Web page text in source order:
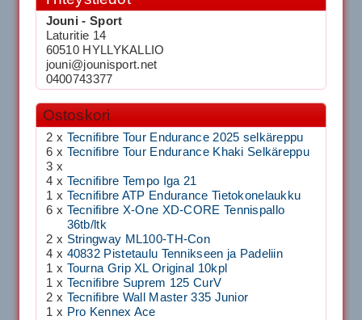
Jouni - Sport
Laturitie 14
60510 HYLLYKALLIO
jouni@jounisport.net
0400743377
Ostoskori
2 x Tecnifibre Tour Endurance 2025 selkäreppu
6 x Tecnifibre Tour Endurance Khaki Selkäreppu
3 x
4 x Tecnifibre Tempo Iga 21
1 x Tecnifibre ATP Endurance Tietokonelaukku
6 x Tecnifibre X-One XD-CORE Tennispallo
36tb/ltk
2 x Stringway ML100-TH-Con
4 x 40832 Pistetaulu Tennikseen ja Padeliin
1 x Tourna Grip XL Original 10kpl
1 x Tecnifibre Suprem 125 CurV
2 x Tecnifibre Wall Master 335 Junior
1 x Pro Kennex Ace